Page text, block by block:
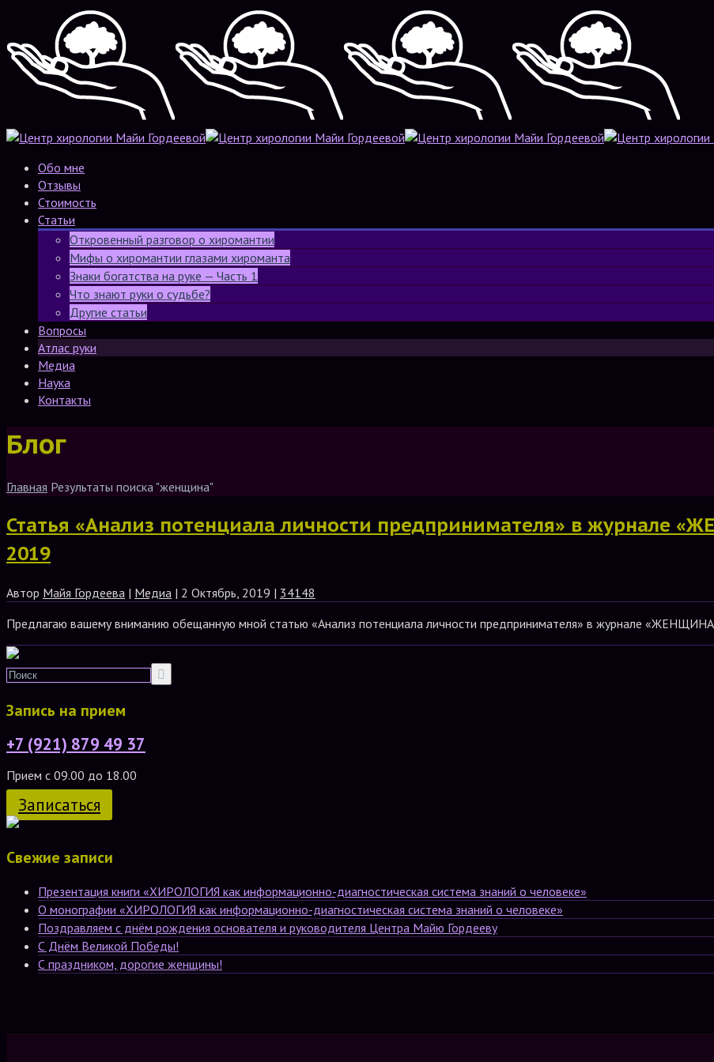
Обо мне
Отзывы
Стоимость
Статьи
Откровенный разговор о хиромантии
Мифы о хиромантии глазами хироманта
Знаки богатства на руке — Часть 1
Что знают руки о судьбе?
Другие статьи
Вопросы
Атлас руки
Медиа
Наука
Контакты
Блог
Главная Результаты поиска "женщина"
Статья «Анализ потенциала личности предпринимателя» в
2019
Автор Майя Гордеева | Медиа | 2 Октябрь, 2019 | 34148
Предлагаю вашему вниманию обещанную мной статью «Анализ потенциала личности предпринимателя» в журнале
Запись на прием
+7 (921) 879 49 37
Прием с 09.00 до 18.00
Записаться
Свежие записи
Презентация книги «ХИРОЛОГИЯ как информационно-диагностическая система знаний о человеке»
О монографии «ХИРОЛОГИЯ как информационно-диагностическая система знаний о человеке»
Поздравляем с днём рождения основателя и руководителя Центра Майю Гордееву
С Днём Великой Победы!
С праздником, дорогие женщины!